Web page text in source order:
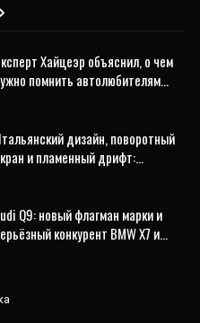
Хайцеэр объяснил, о чем
помнить автолюбителям…
дизайн, поворотный
и пламенный дрифт:…
Q9: новый флагман марки и
конкурент BMW X7 и…